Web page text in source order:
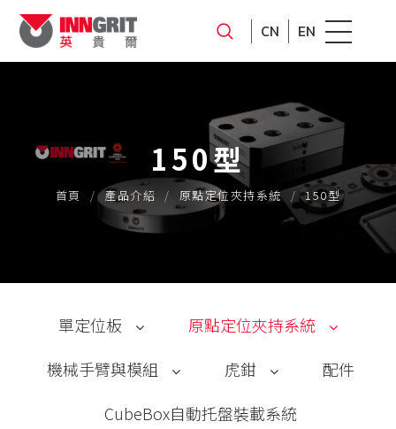
CN EN
150型
首頁 產品介紹 原點定位夾持系統 150型
單定位板
PITCH52
原點定位夾持系統
62型
機械手臂與模組 虎鉗
配件
CubeBox自動托盤裝載系統